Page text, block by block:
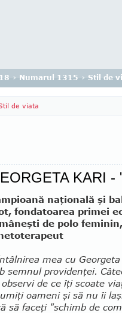
› Numarul 1315 › Stil de
de viata
KARI -
naţională şi
fondatoarea primei
de polo feminin,
mea cu
semnul providenţei.
observi de ce îţi scoate
oameni şi să nu îi
să faceţi "schimb de